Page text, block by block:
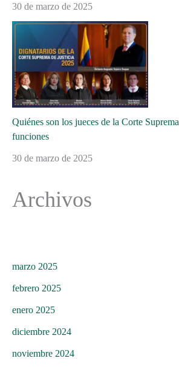
30 de marzo de 2025
Quiénes son los jueces de la Corte
funciones
30 de marzo de 2025
Archivos
marzo 2025
febrero 2025
enero 2025
diciembre 2024
noviembre 2024